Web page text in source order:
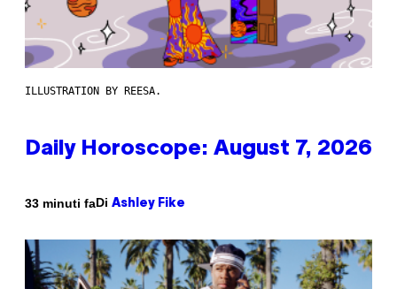
ILLUSTRATION BY REESA.
Daily Horoscope: August 7, 2026
33 minuti faDi Ashley Fike